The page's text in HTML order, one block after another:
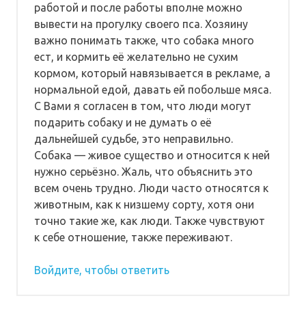
работой и после работы вполне можно
вывести на прогулку своего пса. Хозяину
важно понимать также, что собака много
ест, и кормить её желательно не сухим
кормом, который навязывается в рекламе, а
нормальной едой, давать ей побольше мяса.
С Вами я согласен в том, что люди могут
подарить собаку и не думать о её
дальнейшей судьбе, это неправильно.
Собака — живое существо и относится к ней
нужно серьёзно. Жаль, что объяснить это
всем очень трудно. Люди часто относятся к
животным, как к низшему сорту, хотя они
точно такие же, как люди. Также чувствуют
к себе отношение, также переживают.
Войдите, чтобы ответить